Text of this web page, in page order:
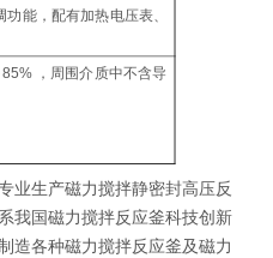
能，配有加热电压表、
，周围介质中不含导
业生产磁力搅拌静密封高压反
我国磁力搅拌反应釜科技创新
造各种磁力搅拌反应釜及磁力